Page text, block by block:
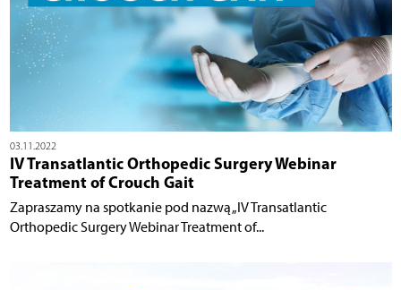
03.11.2022
IV Transatlantic Orthopedic Surgery Webinar
Treatment of Crouch Gait
Zapraszamy na spotkanie pod nazwą „IV Transatlantic
Orthopedic Surgery Webinar Treatment of...